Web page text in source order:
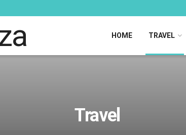
HOME TRAVEL
Travel